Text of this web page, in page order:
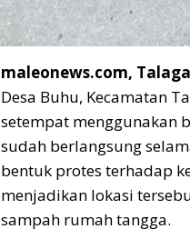
maleonews.com,
Desa Buhu, Kecamatan
setempat menggunakan
sudah berlangsung
bentuk protes terhadap
menjadikan lokasi
sampah rumah tangga.